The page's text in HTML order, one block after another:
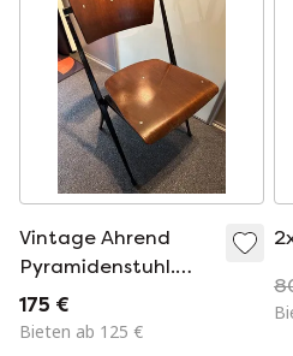
Vintage Ahrend
Pyramidenstuhl.
Rietveld
175 €
Bieten ab 125 €